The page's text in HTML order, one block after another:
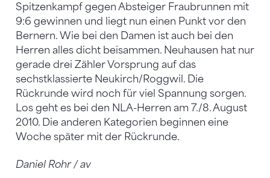
Spitzenkampf gegen Absteiger Fraubrunnen mit
9:6 gewinnen und liegt nun einen Punkt vor den
Bernern. Wie bei den Damen ist auch bei den
Herren alles dicht beisammen. Neuhausen hat nur
gerade drei Zähler Vorsprung auf das
sechstklassierte Neukirch/Roggwil. Die
Rückrunde wird noch für viel Spannung sorgen.
Los geht es bei den NLA-Herren am 7./8. August
2010. Die anderen Kategorien beginnen eine
Woche später mit der Rückrunde.
Daniel Rohr / av